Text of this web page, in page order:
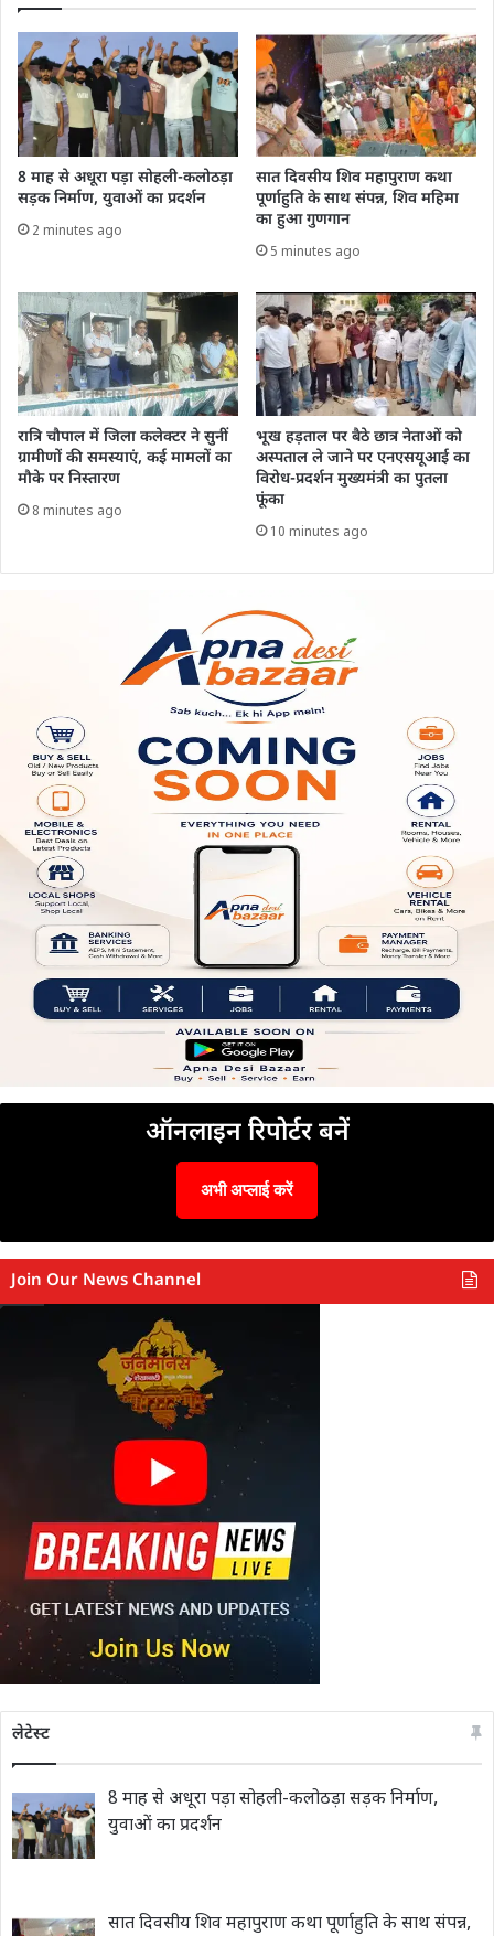
8 माह से अधूरा पड़ा सोहली-कलोठड़ा
सड़क निर्माण, युवाओं का प्रदर्शन
2 minutes ago
सात दिवसीय शिव महापुराण कथा
पूर्णाहुति के साथ संपन्न, शिव महिमा
का हुआ गुणगान
5 minutes ago
रात्रि चौपाल में जिला कलेक्टर ने सुनीं
ग्रामीणों की समस्याएं, कई मामलों का
मौके पर निस्तारण
8 minutes ago
भूख हड़ताल पर बैठे छात्र नेताओं को
अस्पताल ले जाने पर एनएसयूआई का
विरोध-प्रदर्शन मुख्यमंत्री का पुतला
फूंका
10 minutes ago
ऑनलाइन रिपोर्टर बनें
अभी अप्लाई करें
Join Our News Channel
लेटेस्ट
8 माह से अधूरा पड़ा सोहली-कलोठड़ा सड़क निर्माण,
युवाओं का प्रदर्शन
सात दिवसीय शिव महापुराण कथा पूर्णाहुति के साथ संपन्न,